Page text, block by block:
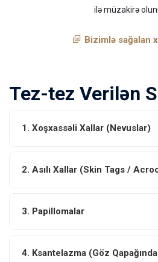
ilə müzakirə
Bizimlə sağalan
Tez-tez Verilən
1. Xoşxassəli Xallar (Nevuslar)
2. Asılı Xallar (Skin Tags /
3. Papillomalar
4. Ksantelazma (Göz